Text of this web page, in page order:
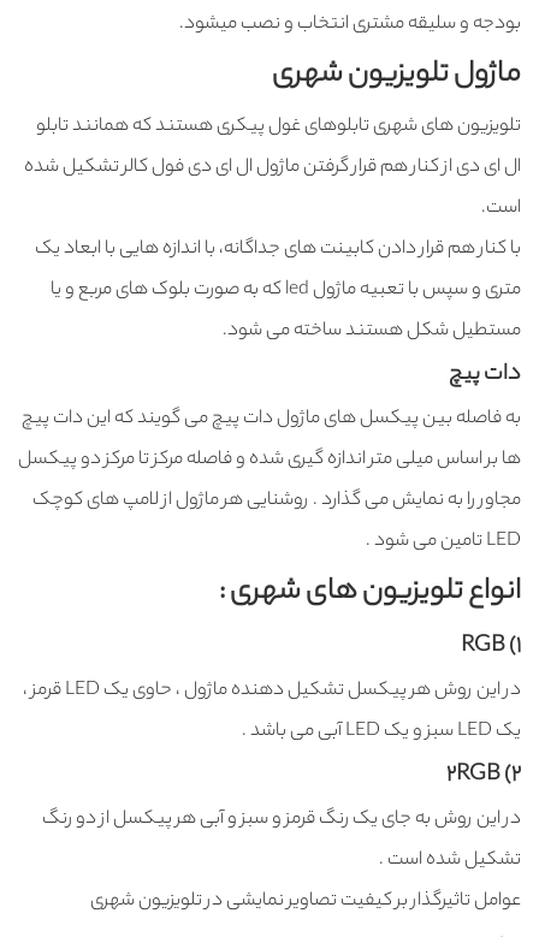
بودجه و سلیقه مشتری انتخاب و نصب میشود.
ماژول تلویزیون شهری
تلویزیون های شهری تابلوهای غول پیکری هستند که همانند تابلو
ال ای دی از کنار هم قرار گرفتن ماژول ال ای دی فول کالر تشکیل شده
است.
با کنار هم قرار دادن کابینت های جداگانه، با اندازه هایی با ابعاد یک
متری و سپس با تعبیه ماژول led که به صورت بلوک های مربع و یا
مستطیل شکل هستند ساخته می شود.
دات پیچ
به فاصله بین پیکسل های ماژول دات پیچ می گویند که این دات پیچ
ها بر اساس میلی متر اندازه گیری شده و فاصله مرکز تا مرکز دو پیکسل
مجاور را به نمایش می گذارد . روشنایی هر ماژول از لامپ های کوچک
LED تامین می شود .
انواع تلویزیون های شهری :
1) RGB
در این روش هر پیکسل تشکیل دهنده ماژول ، حاوی یک LED قرمز ،
یک LED سبز و یک LED آبی می باشد .
2) 2RGB
در این روش به جای یک رنگ قرمز و سبز و آبی هر پیکسل از دو رنگ
تشکیل شده است .
عوامل تاثیرگذار بر کیفیت تصاویر نمایشی در تلویزیون شهری